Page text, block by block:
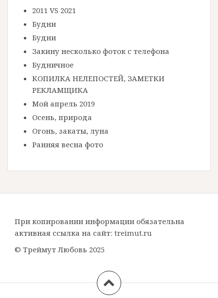
2011 VS 2021
Будни
Будни
Закину несколько фоток с телефона
Будничное
КОПИЛКА НЕЛЕПОСТЕЙ, ЗАМЕТКИ
РЕКЛАМЩИКА
Мой апрель 2019
Осень, природа
Огонь, закаты, луна
Ранняя весна фото
При копировании информации обязательна
активная ссылка на сайт: treimut.ru
© Треймут Любовь 2025